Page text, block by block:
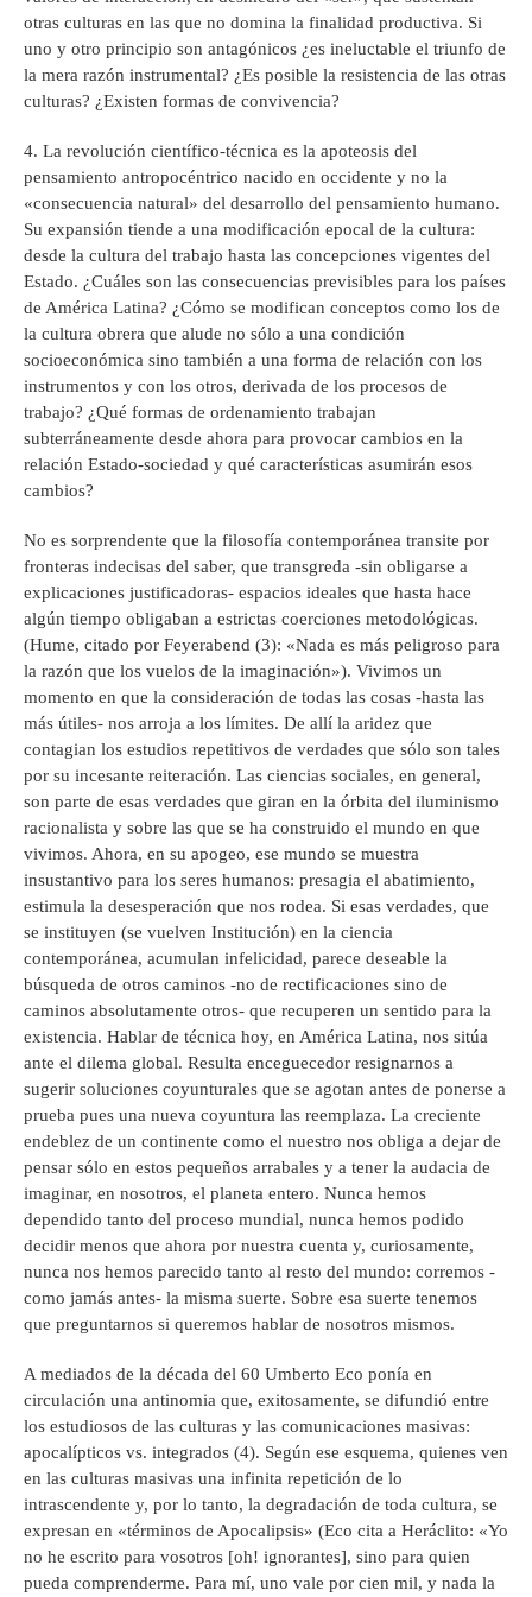
otras culturas en las que no domina la finalidad productiva. Si
uno y otro principio son antagónicos ¿es ineluctable el triunfo de
la mera razón instrumental? ¿Es posible la resistencia de las otras
culturas? ¿Existen formas de convivencia?
4. La revolución científico-técnica es la apoteosis del
pensamiento antropocéntrico nacido en occidente y no la
«consecuencia natural» del desarrollo del pensamiento humano.
Su expansión tiende a una modificación epocal de la cultura:
desde la cultura del trabajo hasta las concepciones vigentes del
Estado. ¿Cuáles son las consecuencias previsibles para los países
de América Latina? ¿Cómo se modifican conceptos como los de
la cultura obrera que alude no sólo a una condición
socioeconómica sino también a una forma de relación con los
instrumentos y con los otros, derivada de los procesos de
trabajo? ¿Qué formas de ordenamiento trabajan
subterráneamente desde ahora para provocar cambios en la
relación Estado-sociedad y qué características asumirán esos
cambios?
No es sorprendente que la filosofía contemporánea transite por
fronteras indecisas del saber, que transgreda -sin obligarse a
explicaciones justificadoras- espacios ideales que hasta hace
algún tiempo obligaban a estrictas coerciones metodológicas.
(Hume, citado por Feyerabend (3): «Nada es más peligroso para
la razón que los vuelos de la imaginación»). Vivimos un
momento en que la consideración de todas las cosas -hasta las
más útiles- nos arroja a los límites. De allí la aridez que
contagian los estudios repetitivos de verdades que sólo son tales
por su incesante reiteración. Las ciencias sociales, en general,
son parte de esas verdades que giran en la órbita del iluminismo
racionalista y sobre las que se ha construido el mundo en que
vivimos. Ahora, en su apogeo, ese mundo se muestra
insustantivo para los seres humanos: presagia el abatimiento,
estimula la desesperación que nos rodea. Si esas verdades, que
se instituyen (se vuelven Institución) en la ciencia
contemporánea, acumulan infelicidad, parece deseable la
búsqueda de otros caminos -no de rectificaciones sino de
caminos absolutamente otros- que recuperen un sentido para la
existencia. Hablar de técnica hoy, en América Latina, nos sitúa
ante el dilema global. Resulta enceguecedor resignarnos a
sugerir soluciones coyunturales que se agotan antes de ponerse a
prueba pues una nueva coyuntura las reemplaza. La creciente
endeblez de un continente como el nuestro nos obliga a dejar de
pensar sólo en estos pequeños arrabales y a tener la audacia de
imaginar, en nosotros, el planeta entero. Nunca hemos
dependido tanto del proceso mundial, nunca hemos podido
decidir menos que ahora por nuestra cuenta y, curiosamente,
nunca nos hemos parecido tanto al resto del mundo: corremos -
como jamás antes- la misma suerte. Sobre esa suerte tenemos
que preguntarnos si queremos hablar de nosotros mismos.
A mediados de la década del 60 Umberto Eco ponía en
circulación una antinomia que, exitosamente, se difundió entre
los estudiosos de las culturas y las comunicaciones masivas:
apocalípticos vs. integrados (4). Según ese esquema, quienes ven
en las culturas masivas una infinita repetición de lo
intrascendente y, por lo tanto, la degradación de toda cultura, se
expresan en «términos de Apocalipsis» (Eco cita a Heráclito: «Yo
no he escrito para vosotros [oh! ignorantes], sino para quien
pueda comprenderme. Para mí, uno vale por cien mil, y nada la